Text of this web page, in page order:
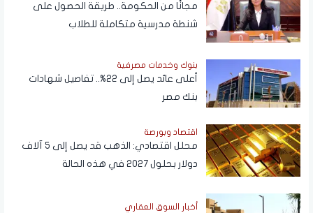
مجانًا من الحكومة.. طريقة الحصول على
شنطة مدرسية متكاملة للطلاب
بنوك وخدمات مصرفية
أعلى عائد يصل إلى 22%.. تفاصيل شهادات
بنك مصر
اقتصاد وبورصة
محلل اقتصادي: الذهب قد يصل إلى 5 آلاف
دولار بحلول 2027 في هذه الحالة
أخبار السوق العقاري